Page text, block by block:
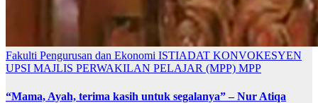
Fakulti Pengurusan dan Ekonomi ISTIADAT KONVOKESYEN
UPSI MAJLIS PERWAKILAN PELAJAR (MPP) MPP
“Mama, Ayah, terima kasih untuk segalanya” – Nur Atiqa